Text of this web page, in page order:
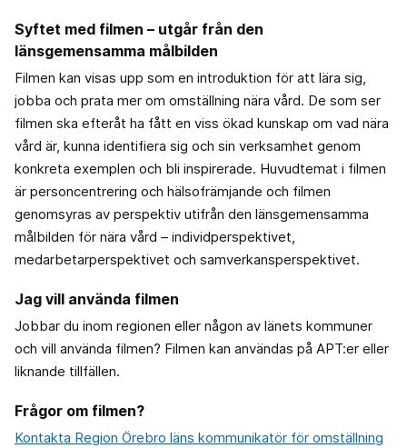
Syftet med filmen – utgår från den
länsgemensamma målbilden
Filmen kan visas upp som en introduktion för att lära sig,
jobba och prata mer om omställning nära vård. De som ser
filmen ska efteråt ha fått en viss ökad kunskap om vad nära
vård är, kunna identifiera sig och sin verksamhet genom
konkreta exemplen och bli inspirerade. Huvudtemat i filmen
är personcentrering och hälsofrämjande och filmen
genomsyras av perspektiv utifrån den länsgemensamma
målbilden för nära vård – individperspektivet,
medarbetarperspektivet och samverkansperspektivet.
Jag vill använda filmen
Jobbar du inom regionen eller någon av länets kommuner
och vill använda filmen? Filmen kan användas på APT:er eller
liknande tillfällen.
Frågor om filmen?
Kontakta Region Örebro läns kommunikatör för omställning